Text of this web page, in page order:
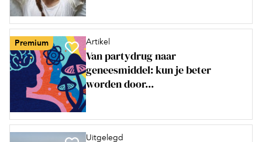
Premium Artikel
Van partydrug naar
geneesmiddel: kun je beter
worden door...
Uitgelegd